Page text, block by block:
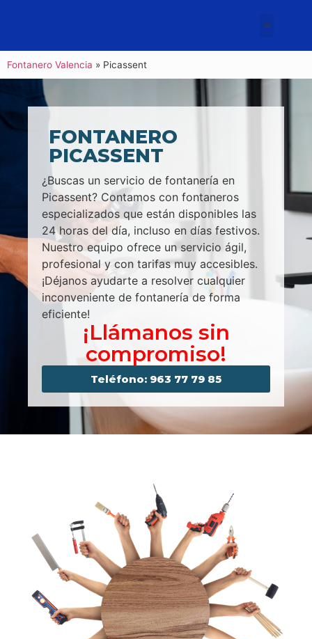
Fontanero Valencia » Picassent
FONTANERO
PICASSENT
¿Buscas un servicio de fontanería en
Picassent? Contamos con fontaneros
especializados que están disponibles las
24 horas del día, incluso en días festivos.
Nuestro equipo ofrece un servicio ágil,
profesional y con tarifas muy accesibles.
¡Déjanos ayudarte a resolver cualquier
inconveniente de fontanería de forma
eficiente!
¡Llámanos sin
compromiso!
Teléfono: 963 77 79 85